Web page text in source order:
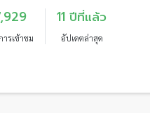
ารเข้าชม
11 ปีที่แล้ว
อัปเดตล่าสุด